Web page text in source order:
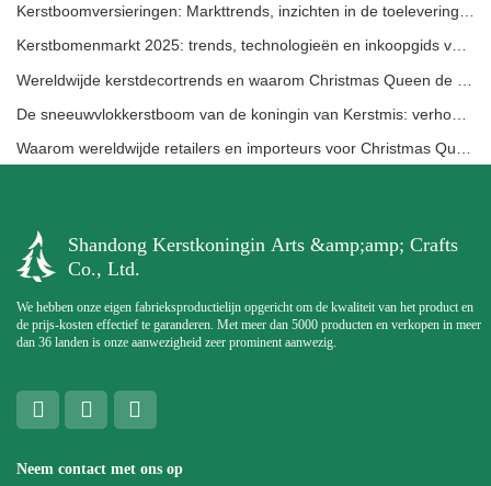
Kerstbomenmarkt 2025: trends, technologieën en inkoopgids voor B2B-kopers
Waarom wereldwijde retailers en importeurs voor Christmas Queen kiezen: een uitgebreide B2B-gids voor het inkopen van kerstdecoratie
Shandong Kerstkoningin Arts &amp;amp; Crafts
Co., Ltd.
We hebben onze eigen fabrieksproductielijn opgericht om de kwaliteit van het product en
de prijs-kosten effectief te garanderen. Met meer dan 5000 producten en verkopen in meer
dan 36 landen is onze aanwezigheid zeer prominent aanwezig.
Neem contact met ons op